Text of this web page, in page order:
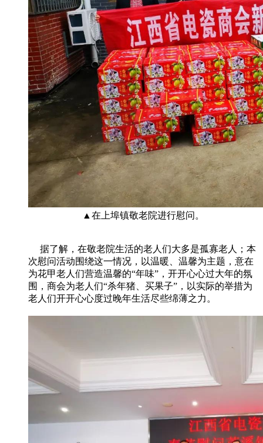
▲在上埠镇敬老院进行慰问。
据了解，在敬老院生活的老人们大多是孤寡老人；本
次慰问活动围绕这一情况，以温暖、温馨为主题，意在
为花甲老人们营造温馨的“年味”，开开心心过大年的氛
围，商会为老人们“杀年猪、买果子”，以实际的举措为
老人们开开心心度过晚年生活尽些绵薄之力。